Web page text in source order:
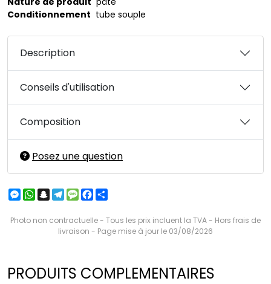
Conditionnement tube souple
Description
Conseils d'utilisation
Composition
Posez une question
Messenger
WhatsApp
Snapchat
Telegram
MessageFacebook
Photo non contractuelle - Tous les prix incluent la TVA - Hors frais de
livraison - Page mise à jour le 03/08/2026
PRODUITS COMPLEMENTAIRES